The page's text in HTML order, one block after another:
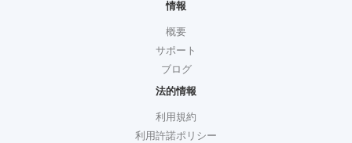
情報
概要
サポート
ブログ
法的情報
利用規約
利用許諾ポリシー